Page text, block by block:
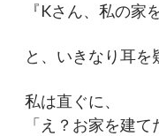
『Kさん、私の家
と、いきなり耳を
私は直ぐに、
「え？お家を建